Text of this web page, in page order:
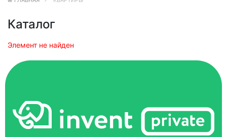
Каталог
Элемент не найден